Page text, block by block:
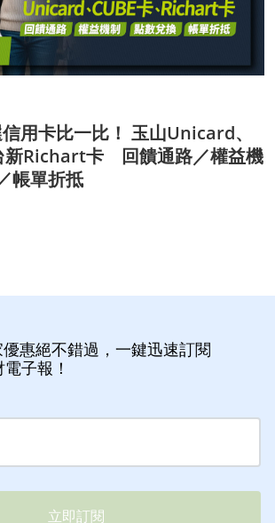
用卡比一比！ 玉山Unicard、
新Richart卡 回饋通路／權益機
帳單折抵
惠絕不錯過，一鍵迅速訂閱
子報！